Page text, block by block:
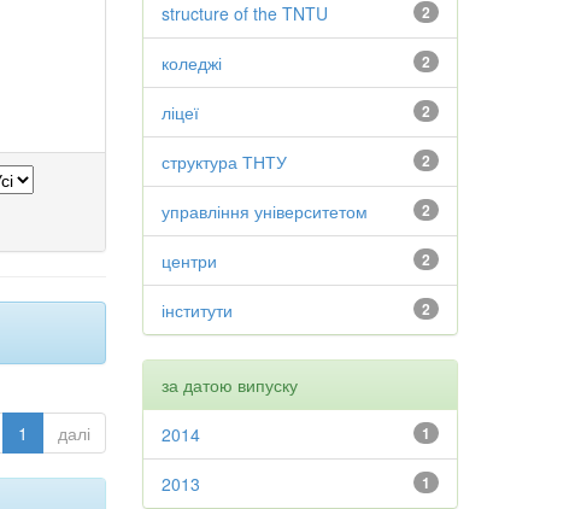
1 далі
2
structure of the TNTU
2
коледжі
2
ліцеї
2
структура ТНТУ
2
управління університетом
2
центри
2
інститути
за датою випуску
1
2014
1
2013